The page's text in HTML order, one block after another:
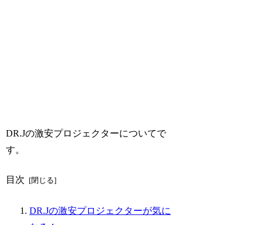
DR.Jの激安プロジェクターについてで
す。
目次
DR.Jの激安プロジェクターが気に